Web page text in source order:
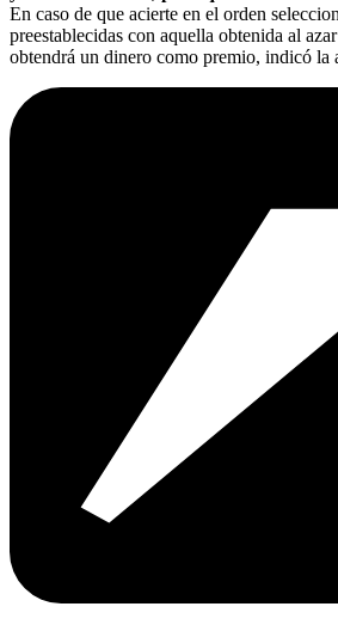
En caso de que acierte en el orden
preestablecidas con aquella obtenida al
obtendrá un dinero como premio, indicó la